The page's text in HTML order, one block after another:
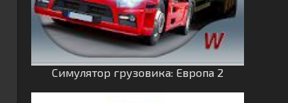
Симулятор грузовика: Европа 2